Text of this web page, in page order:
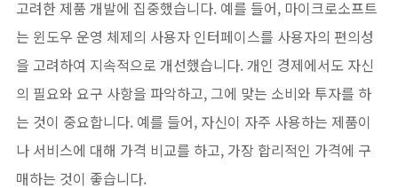
고려한 제품 개발에 집중했습니다. 예를 들어, 마이크로소프트
는 윈도우 운영 체제의 사용자 인터페이스를 사용자의 편의성
을 고려하여 지속적으로 개선했습니다. 개인 경제에서도 자신
의 필요와 요구 사항을 파악하고, 그에 맞는 소비와 투자를 하
는 것이 중요합니다. 예를 들어, 자신이 자주 사용하는 제품이
나 서비스에 대해 가격 비교를 하고, 가장 합리적인 가격에 구
매하는 것이 좋습니다.